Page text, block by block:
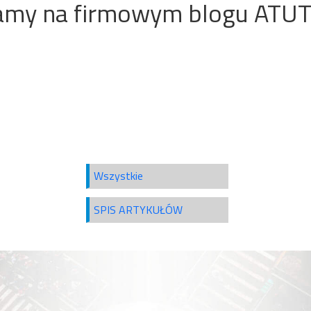
na firmowym blogu
Wszystkie
SPIS ARTYKUŁÓW